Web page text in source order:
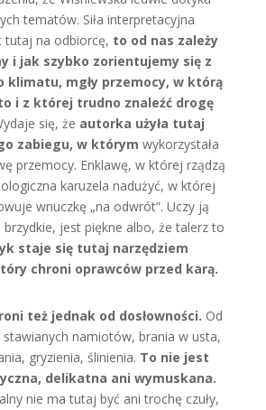
tematów. Siła interpretacyjna
tutaj na odbiorcę, to od nas zależy
i jak szybko zorientujemy się z
klimatu, mgły przemocy, w którą
i z której trudno znaleźć drogę
się, że autorka użyła tutaj
zabiegu, w którym wykorzystała
przemocy. Enklawę, w której rządzą
karuzela nadużyć, w której
wnuczkę „na odwrót”. Uczy ją
jest piękne albo, że talerz to
staje się tutaj narzędziem
chroni oprawców przed karą.
też jednak od dosłowności. Od
stawianych namiotów, brania w usta,
gryzienia, ślinienia. To nie jest
delikatna ani wymuskana.
nie ma tutaj być ani trochę czuły,